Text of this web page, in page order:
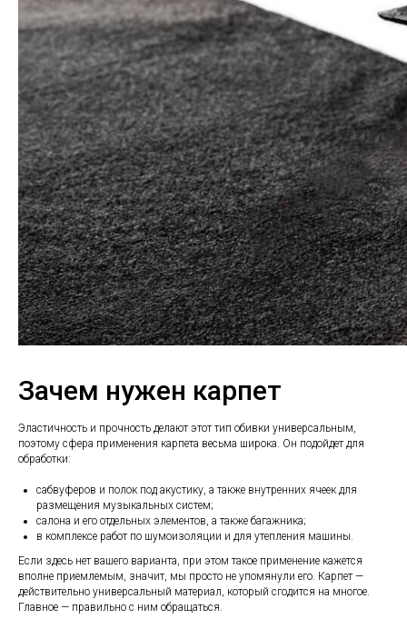
Зачем нужен карпет
Эластичность и прочность делают этот тип обивки универсальным,
поэтому сфера применения карпета весьма широка. Он подойдет для
обработки:
сабвуферов и полок под акустику, а также внутренних ячеек для
размещения музыкальных систем;
салона и его отдельных элементов, а также багажника;
в комплексе работ по шумоизоляции и для утепления машины.
Если здесь нет вашего варианта, при этом такое применение кажется
вполне приемлемым, значит, мы просто не упомянули его. Карпет —
действительно универсальный материал, который сгодится на многое.
Главное — правильно с ним обращаться.